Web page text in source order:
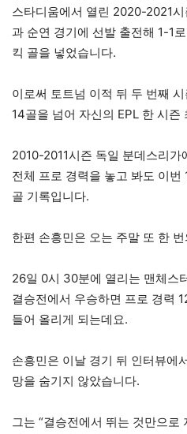
스타디움에서 열린 2020-2021
과 순연 경기에 선발 출전해 1-1
킥 골을 넣었습니다.
이로써 토트넘 이적 뒤 두 번째
14골을 넘어 자신의 EPL 한 시
2010-2011시즌 독일 분데스리가
전체 프로 경력을 놓고 봐도 이
골 기록입니다.
한편 손흥민은 오는 주말 또 한 번
26일 0시 30분에 열리는 맨체스
결승전에서 우승하면 프로 경력
들어 올리게 되는데요.
손흥민은 이날 경기 뒤 인터뷰에
망을 숨기지 않았습니다.
그는 “결승전에서 뛰는 것만으